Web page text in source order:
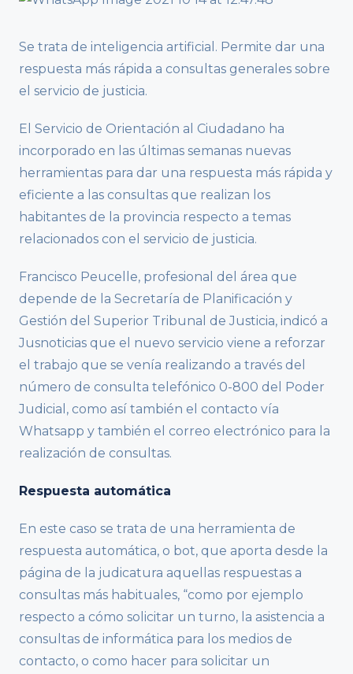
Se trata de inteligencia artificial. Permite dar una
respuesta más rápida a consultas generales sobre
el servicio de justicia.
El Servicio de Orientación al Ciudadano ha
incorporado en las últimas semanas nuevas
herramientas para dar una respuesta más rápida y
eficiente a las consultas que realizan los
habitantes de la provincia respecto a temas
relacionados con el servicio de justicia.
Francisco Peucelle, profesional del área que
depende de la Secretaría de Planificación y
Gestión del Superior Tribunal de Justicia, indicó a
Jusnoticias que el nuevo servicio viene a reforzar
el trabajo que se venía realizando a través del
número de consulta telefónico 0-800 del Poder
Judicial, como así también el contacto vía
Whatsapp y también el correo electrónico para la
realización de consultas.
Respuesta automática
En este caso se trata de una herramienta de
respuesta automática, o bot, que aporta desde la
página de la judicatura aquellas respuestas a
consultas más habituales, “como por ejemplo
respecto a cómo solicitar un turno, la asistencia a
consultas de informática para los medios de
contacto, o como hacer para solicitar un